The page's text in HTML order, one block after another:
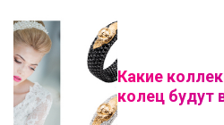
Какие
колец будут